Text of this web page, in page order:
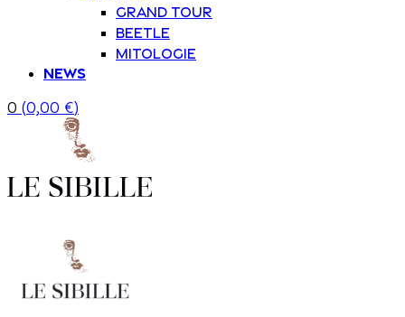
Grand Tour
Beetle
Mitologie
News
0 (0,00 €)